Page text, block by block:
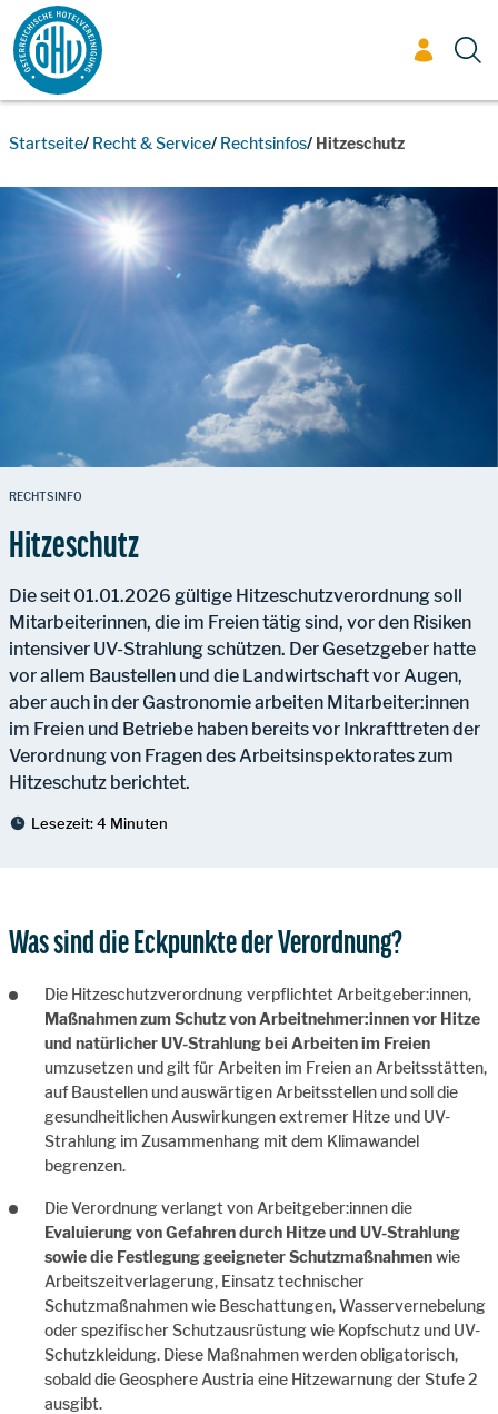
Zum Inhalt
Startseite Recht & Service Rechtsinfos Hitzeschutz
RECHTSINFO
Hitzeschutz
Die seit 01.01.2026 gültige Hitzeschutzverordnung soll
Mitarbeiterinnen, die im Freien tätig sind, vor den Risiken
intensiver UV-Strahlung schützen. Der Gesetzgeber hatte
vor allem Baustellen und die Landwirtschaft vor Augen,
aber auch in der Gastronomie arbeiten Mitarbeiter:innen
im Freien und Betriebe haben bereits vor Inkrafttreten der
Verordnung von Fragen des Arbeitsinspektorates zum
Hitzeschutz berichtet.
Lesezeit:4 Minuten
Was sind die Eckpunkte der Verordnung?
Die Hitzeschutzverordnung verpflichtet Arbeitgeber:innen,
Maßnahmen zum Schutz von Arbeitnehmer:innen vor Hitze
und natürlicher UV-Strahlung bei Arbeiten im Freien
umzusetzen und gilt für Arbeiten im Freien an Arbeitsstätten,
auf Baustellen und auswärtigen Arbeitsstellen und soll die
gesundheitlichen Auswirkungen extremer Hitze und UV-
Strahlung im Zusammenhang mit dem Klimawandel
begrenzen.
Die Verordnung verlangt von Arbeitgeber:innen die
Evaluierung von Gefahren durch Hitze und UV-Strahlung
sowie die Festlegung geeigneter Schutzmaßnahmenwie
Arbeitszeitverlagerung, Einsatz technischer
Schutzmaßnahmen wie Beschattungen, Wasservernebelung
oder spezifischer Schutzausrüstung wie Kopfschutz und UV-
Schutzkleidung. Diese Maßnahmen werden obligatorisch,
sobald die Geosphere Austria eine Hitzewarnung der Stufe 2
ausgibt.